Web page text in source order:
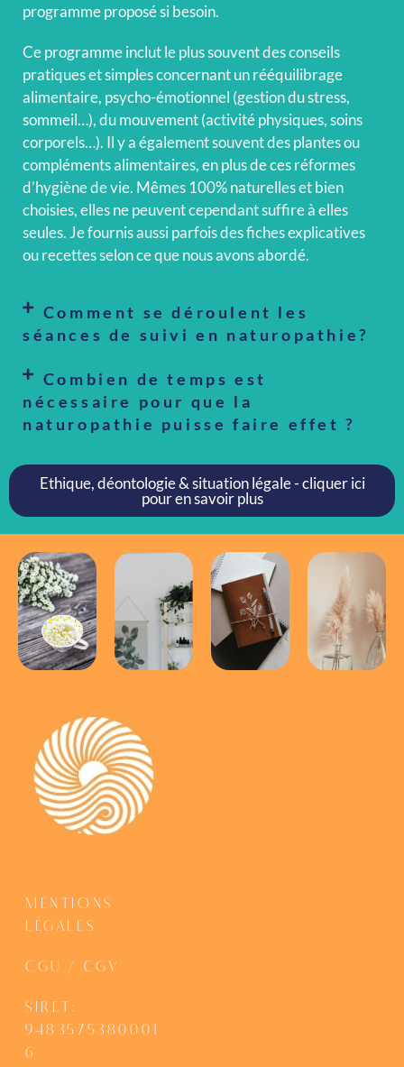
programme proposé si besoin.
Ce programme inclut le plus souvent des conseils
pratiques et simples concernant un rééquilibrage
alimentaire, psycho-émotionnel (gestion du stress,
sommeil…), du mouvement (activité physiques, soins
corporels…). Il y a également souvent des plantes ou
compléments alimentaires, en plus de ces réformes
d’hygiène de vie. Mêmes 100% naturelles et bien
choisies, elles ne peuvent cependant suffire à elles
seules. Je fournis aussi parfois des fiches explicatives
ou recettes selon ce que nous avons abordé.
Comment se déroulent les
séances de suivi en naturopathie?
Combien de temps est
nécessaire pour que la
naturopathie puisse faire effet ?
Ethique, déontologie & situation légale - cliquer ici
pour en savoir plus
MENTIONS
LÉGALES
CGU / CGV
SIRET:
9483575380001
6